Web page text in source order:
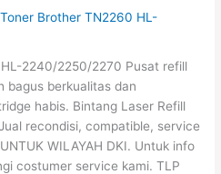
Brother TN2260 HL-
2240/2250/2270 Pusat refill
bagus berkualitas dan
habis. Bintang Laser Refill
recondisi, compatible, service
WILAYAH DKI. Untuk info
costumer service kami. TLP